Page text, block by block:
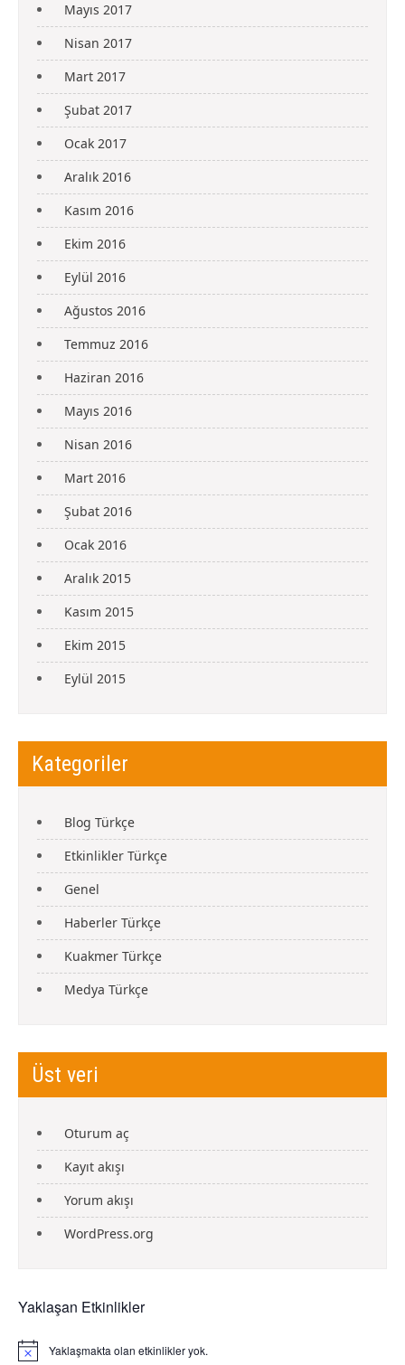
Mayıs 2017
Nisan 2017
Mart 2017
Şubat 2017
Ocak 2017
Aralık 2016
Kasım 2016
Ekim 2016
Eylül 2016
Ağustos 2016
Temmuz 2016
Haziran 2016
Mayıs 2016
Nisan 2016
Mart 2016
Şubat 2016
Ocak 2016
Aralık 2015
Kasım 2015
Ekim 2015
Eylül 2015
Kategoriler
Blog Türkçe
Etkinlikler Türkçe
Genel
Haberler Türkçe
Kuakmer Türkçe
Medya Türkçe
Üst veri
Oturum aç
Kayıt akışı
Yorum akışı
WordPress.org
Yaklaşan Etkinlikler
N
Yaklaşmakta olan etkinlikler yok.